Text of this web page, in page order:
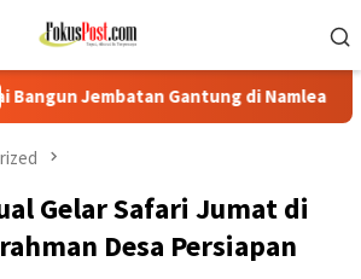
di Namlea Ilath Korban Desak
Gelar Safari Jumat di
Desa Persiapan